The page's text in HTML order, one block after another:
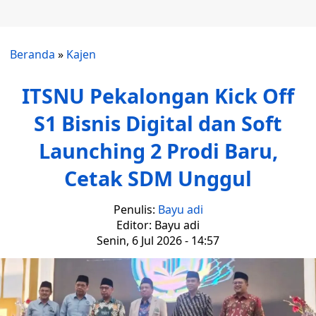
Beranda » Kajen
ITSNU Pekalongan Kick Off
S1 Bisnis Digital dan Soft
Launching 2 Prodi Baru,
Cetak SDM Unggul
Penulis: Bayu adi
Editor: Bayu adi
Senin, 6 Jul 2026 - 14:57